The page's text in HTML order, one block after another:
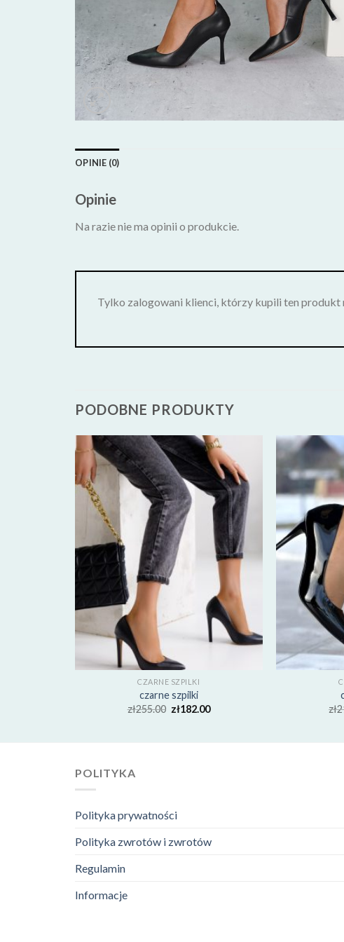
OPINIE (0)
Opinie
Na razie nie ma opinii o produkcie.
Tylko zalogowani klienci, którzy kupili ten produkt
PODOBNE PRODUKTY
CZARNE SZPILKI
czarne szpilki
zł255.00 zł182.00
zł
POLITYKA
Polityka prywatności
Polityka zwrotów i zwrotów
Regulamin
Informacje